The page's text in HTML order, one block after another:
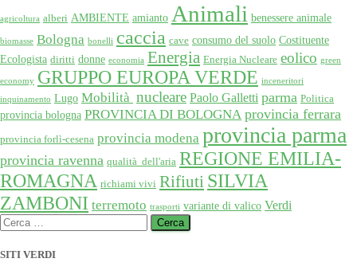
agricoltura alberi AMBIENTE amianto Animali benessere animale
biomasse Bologna bonelli caccia cave consumo del suolo Costituente
Ecologista diritti donne economia Energia Energia Nucleare eolico green
economy GRUPPO EUROPA VERDE inceneritori
inquinamento Lugo Mobilità nucleare Paolo Galletti parma Politica
provincia bologna PROVINCIA DI BOLOGNA provincia ferrara
provincia forlì-cesena provincia modena provincia parma
provincia ravenna qualità dell'aria REGIONE EMILIA-
ROMAGNA richiami vivi Rifiuti SILVIA
ZAMBONI terremoto trasporti variante di valico Verdi
Ricerca
per:
SITI VERDI